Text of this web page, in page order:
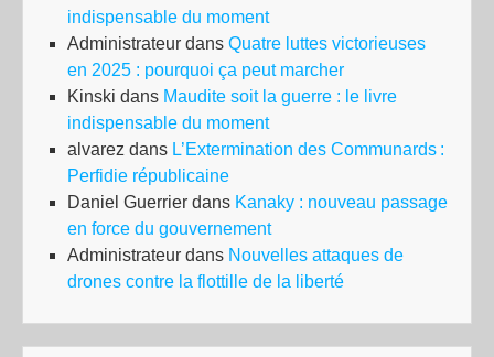
indispensable du moment
Administrateur dans Quatre luttes victorieuses
en 2025 : pourquoi ça peut marcher
Kinski dans Maudite soit la guerre : le livre
indispensable du moment
alvarez dans L’Extermination des Communards :
Perfidie républicaine
Daniel Guerrier dans Kanaky : nouveau passage
en force du gouvernement
Administrateur dans Nouvelles attaques de
drones contre la flottille de la liberté